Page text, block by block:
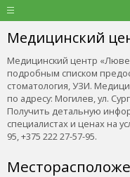
Медицинский
Медицинский центр
подробным списком
стоматология, УЗИ.
по адресу: Могилев, ул.
Получить детальную
специалистах и ценах на
95, +375 222 27-57-95.